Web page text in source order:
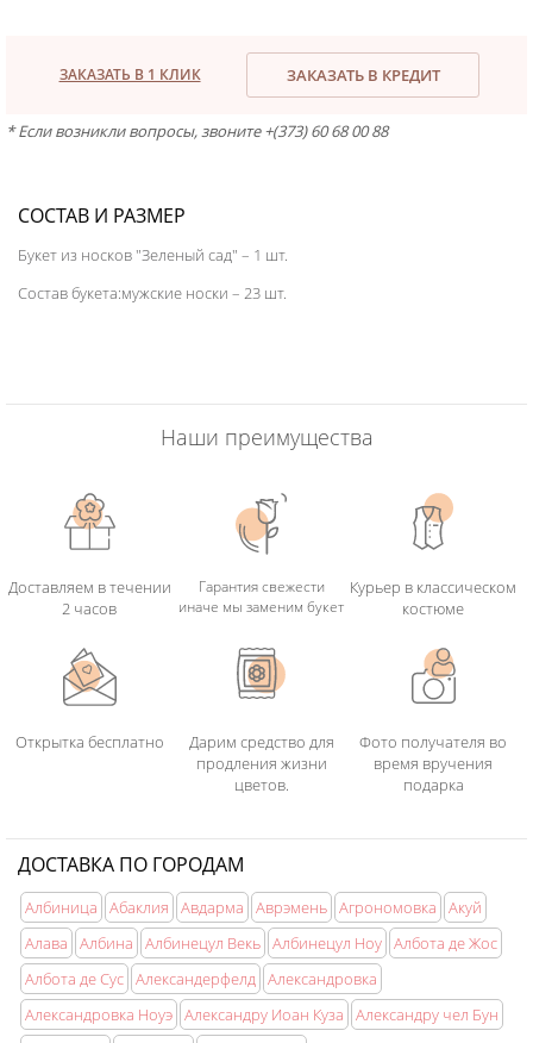
ЗАКАЗАТЬ В 1 КЛИК ЗАКАЗАТЬ В КРЕДИТ
* Если возникли вопросы, звоните +(373) 60 68 00 88
СОСТАВ И РАЗМЕР
Букет из носков "Зеленый сад" – 1 шт.
Состав букета:мужские носки – 23 шт.
Наши преимущества
Доставляем в течении
2 часов
Гарантия свежести
иначе мы заменим букет
Курьер в классическом
костюме
Открытка бесплатно
Дарим средство для
продления жизни
цветов.
Фото получателя во
время вручения
подарка
ДОСТАВКА ПО ГОРОДАМ
Албиница Абаклия Авдарма Аврэмень Агрономовка
Акуй
Алава
Албина Албинецул Векь Албинецул Ноу Албота де Жос
Албота де Сус Александерфелд Александровка
Александровка Ноуэ Александру Иоан Куза
Александру чел Бун